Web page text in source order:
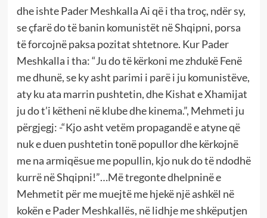
dhe ishte Pader Meshkalla Ai që i tha troç, ndër sy,
se çfarë do të banin komunistët në Shqipni, porsa
të forcojnë paksa pozitat shtetnore. Kur Pader
Meshkalla i tha: “Ju do të kërkoni me zhdukë Fenë
me dhunë, se ky asht parimi i parë i ju komunistëve,
aty ku ata marrin pushtetin, dhe Kishat e Xhamijat
ju do t’i këtheni në klube dhe kinema.”, Mehmeti ju
përgjegj: -“Kjo asht vetëm propagandë e atyne që
nuk e duen pushtetin tonë popullor dhe kërkojnë
me na armiqësue me popullin, kjo nuk do të ndodhë
kurrë në Shqipni!”…Më tregonte dhelpninë e
Mehmetit për me muejtë me hjekë një ashkël në
kokën e Pader Meshkallës, në lidhje me shkëputjen